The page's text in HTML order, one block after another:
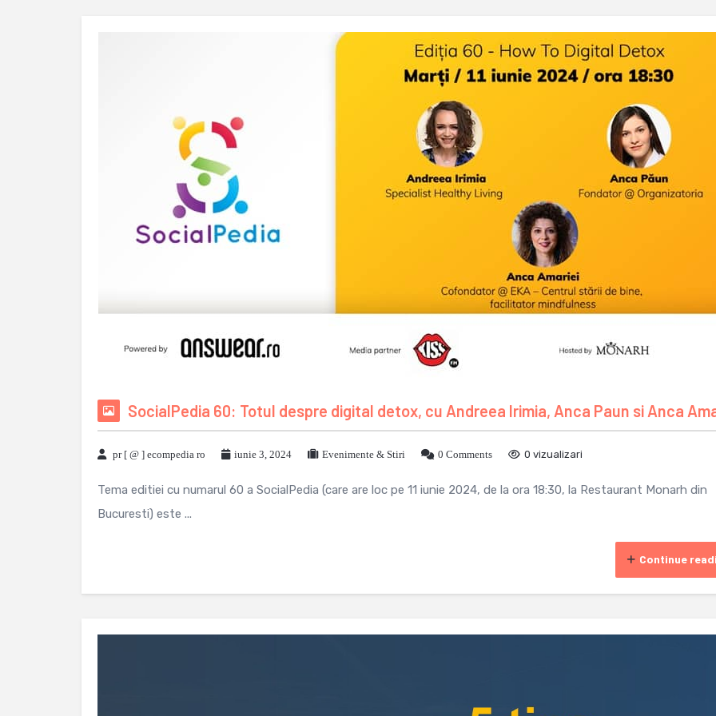
SocialPedia 60: Totul despre digital detox, cu Andreea Irimia, Anca Paun si Anca
pr [ @ ] ecompedia ro iunie 3, 2024 Evenimente & Stiri 0 Comments 0 vizualizari
Tema editiei cu numarul 60 a SocialPedia (care are loc pe 11 iunie 2024, de la ora 18:30, la Restaurant Monarh din
Bucuresti) este ...
Continue